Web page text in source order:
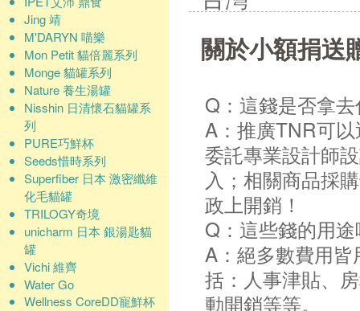
Jing 靖
M'DARYN 喵樂
Mon Petit 貓倍麗系列
Monge 貓罐系列
Nature 養生湯罐
Nisshin 日清懷石貓罐系
列
PURE巧鮮杯
Seeds惜時系列
Superfiber 日本 激密纖維
化毛貓罐
TRILOGY奇境
unicharm 日本 銀湯匙貓
罐
Vichi 維齊
Water Go
Wellness CoreDD寵鮮杯
關於小額捐送
Q：這錢是否拿
A：推廣TNR可
委託專業設計師
入；相關商品採
政上開銷！
Q：這些錢的用
A：絕多數費用
括：人事津貼、
動開銷等等。